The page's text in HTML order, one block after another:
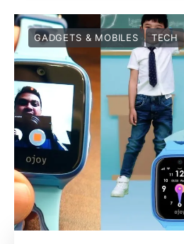
GADGETS & MOBILES TECH